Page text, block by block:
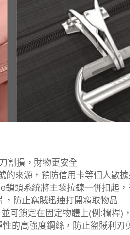
割損，財物更安全
來源，預防信用卡等個人數
頭系統將主袋拉鍊一併扣起，
防止竊賊迅速打開竊取物品
可鎖定在固定物體上(例:欄桿)
的高強度鋼絲，防止盜賊利刃